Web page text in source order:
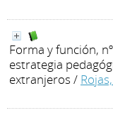
Forma y función,
estrategia
extranjeros /